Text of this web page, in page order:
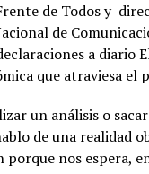
de Todos y
de
a diario
que atraviesa el
un análisis o
de una realidad
porque nos espera,